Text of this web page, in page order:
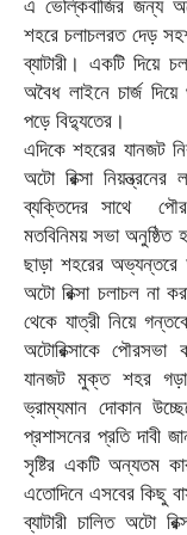
এ ভেল্কিবাজির জন্য
শহরে চলাচলরত দেড়
ব্যাটারী। একটি দিয়ে
অবৈধ লাইনে চার্জ
পড়ে বিদ্যুতের।
এদিকে শহরের যানজট
অটো রিক্সা
ব্যক্তিদের সাথে
মতবিনিময় সভা
ছাড়া শহরের অভ্যন্তরে
অটো রিক্সা চলাচল না
থেকে যাত্রী নিয়ে
অটোরিক্সাকে পৌরসভা
যানজট মুক্ত শহর
ভ্রাম্যমান দোকান
প্রশাসনের প্রতি দাবী
সৃষ্টির একটি অন্যতম
এতোদিনে এসবের কিছু
ব্যাটারী চালিত অটো